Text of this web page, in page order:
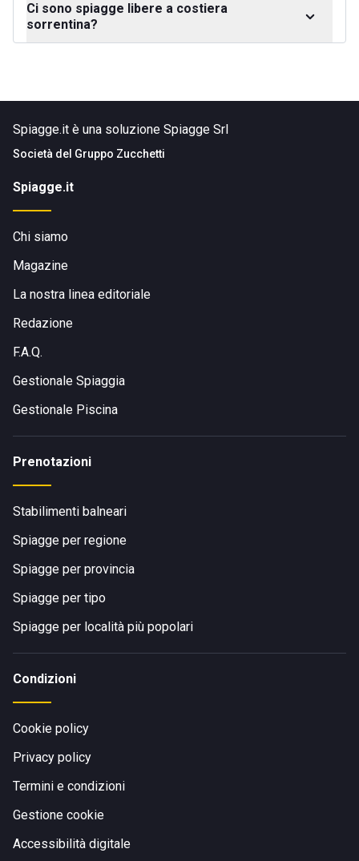
Ci sono spiagge libere a costiera
sorrentina?
Spiagge.it è una soluzione Spiagge Srl
Società del Gruppo Zucchetti
Spiagge.it
Chi siamo
Magazine
La nostra linea editoriale
Redazione
F.A.Q.
Gestionale Spiaggia
Gestionale Piscina
Prenotazioni
Stabilimenti balneari
Spiagge per regione
Spiagge per provincia
Spiagge per tipo
Spiagge per località più popolari
Condizioni
Cookie policy
Privacy policy
Termini e condizioni
Gestione cookie
Accessibilità digitale